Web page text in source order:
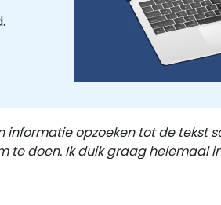
informatie opzoeken tot de tekst
te doen. Ik duik graag helemaal